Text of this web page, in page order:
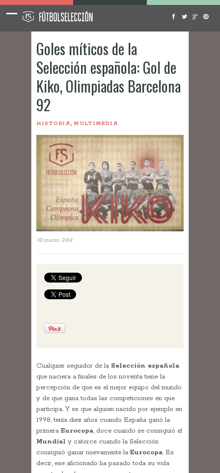
Goles míticos de la
Selección española: Gol de
Kiko, Olimpiadas Barcelona
92
HISTORIA , MULTIMEDIA
30 marzo, 2014
Cualquier seguidor de la Selección española
que naciera a finales de los noventa tiene la
percepción de que es el mejor equipo del mundo
y de que gana todas las competiciones en que
participa. Y es que alguien nacido por ejemplo en
1998, tenía diez años cuando España ganó la
primera Eurocopa, doce cuando se consiguió el
Mundial y catorce cuando la Selección
consiguió ganar nuevamente la Eurocopa. Es
decir, ese aficionado ha pasado toda su vida